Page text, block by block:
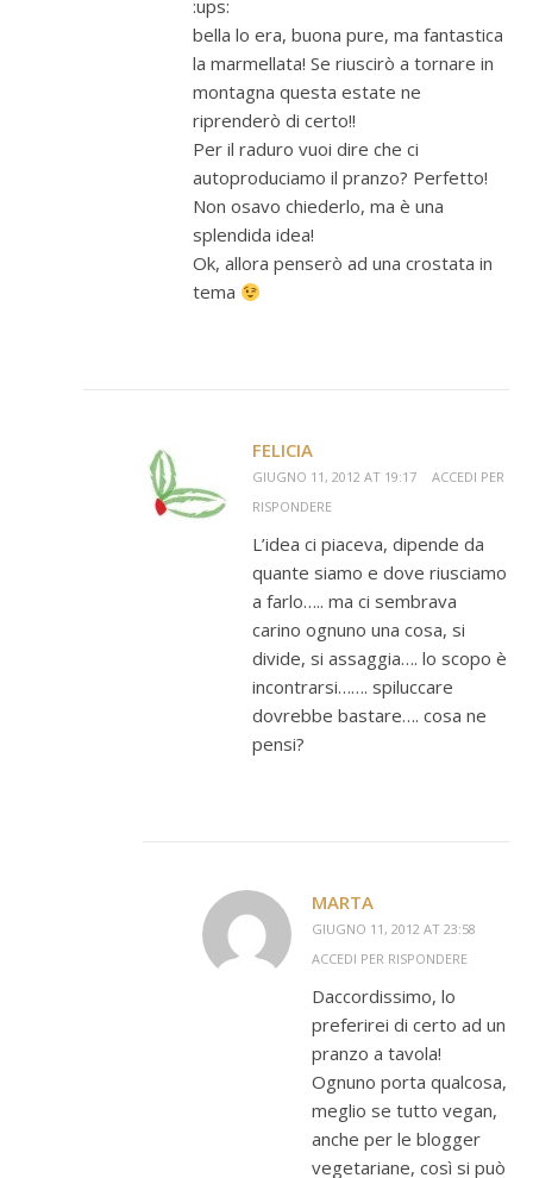
:ups:
bella lo era, buona pure, ma fantastica
la marmellata! Se riuscirò a tornare in
montagna questa estate ne
riprenderò di certo!!
Per il raduro vuoi dire che ci
autoproduciamo il pranzo? Perfetto!
Non osavo chiederlo, ma è una
splendida idea!
Ok, allora penserò ad una crostata in
tema
FELICIA
GIUGNO 11, 2012 AT 19:17
ACCEDI PER
RISPONDERE
L’idea ci piaceva, dipende da
quante siamo e dove riusciamo
a farlo….. ma ci sembrava
carino ognuno una cosa, si
divide, si assaggia…. lo scopo è
incontrarsi……. spiluccare
dovrebbe bastare…. cosa ne
pensi?
MARTA
GIUGNO 11, 2012 AT 23:58
ACCEDI PER RISPONDERE
Daccordissimo, lo
preferirei di certo ad un
pranzo a tavola!
Ognuno porta qualcosa,
meglio se tutto vegan,
anche per le blogger
vegetariane, così si può